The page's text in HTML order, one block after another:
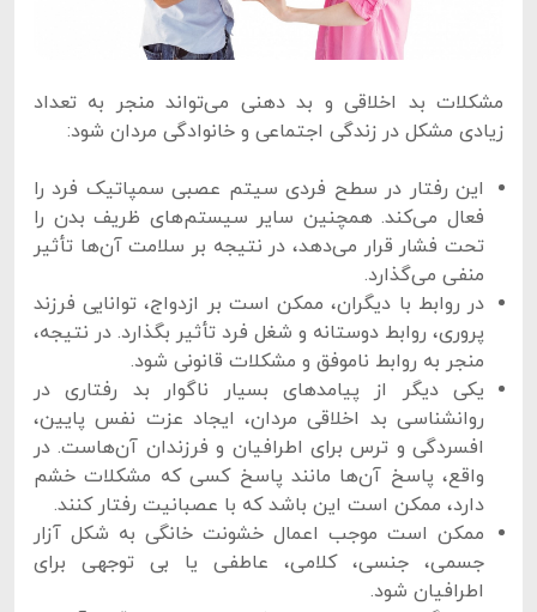
مشکلات بد اخلاقی و بد دهنی می‌تواند منجر به تعداد
زیادی مشکل در زندگی اجتماعی و خانوادگی مردان شود:
این رفتار در سطح فردی سیتم عصبی سمپاتیک فرد را
فعال می‌کند. همچنین سایر سیستم‌های ظریف بدن را
تحت فشار قرار می‌دهد، در نتیجه بر سلامت آن‌ها تأثیر
منفی می‌گذارد.
در روابط با دیگران، ممکن است بر ازدواج، توانایی فرزند
پروری، روابط دوستانه و شغل فرد تأثیر بگذارد. در نتیجه،
منجر به روابط ناموفق و مشکلات قانونی شود.
یکی دیگر از پیامدهای بسیار ناگوار بد رفتاری در
روانشناسی بد اخلاقی مردان، ایجاد عزت نفس پایین،
افسردگی و ترس برای اطرافیان و فرزندان آن‌هاست. در
واقع، پاسخ آن‌ها مانند پاسخ کسی که مشکلات خشم
دارد، ممکن است این باشد که با عصبانیت رفتار کنند.
ممکن است موجب اعمال خشونت خانگی به شکل آزار
جسمی، جنسی، کلامی، عاطفی یا بی توجهی برای
اطرافیان شود.